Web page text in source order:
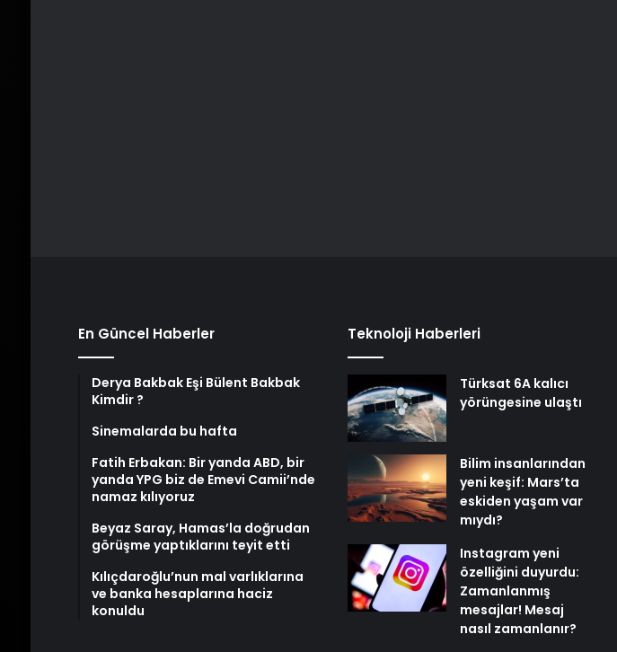
En Güncel Haberler
Derya Bakbak Eşi Bülent Bakbak
Kimdir ?
Sinemalarda bu hafta
Fatih Erbakan: Bir yanda ABD, bir
yanda YPG biz de Emevi Camii’nde
namaz kılıyoruz
Beyaz Saray, Hamas’la doğrudan
görüşme yaptıklarını teyit etti
Kılıçdaroğlu’nun mal varlıklarına
ve banka hesaplarına haciz
konuldu
Teknoloji Haberleri
Türksat 6A kalıcı
yörüngesine ulaştı
Bilim insanlarından
yeni keşif: Mars’ta
eskiden yaşam var
mıydı?
Instagram yeni
özelliğini duyurdu:
Zamanlanmış
mesajlar! Mesaj
nasıl zamanlanır?